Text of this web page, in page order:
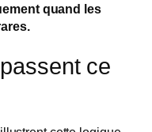
quand les
ce